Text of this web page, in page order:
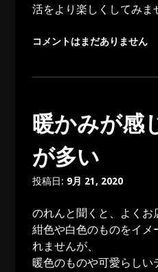
活をより楽しくしてみま
コメントはまだありません
暖かみが感
が多い
投稿日: 9月 21, 2020
のれんと聞くと、よくお
紺色や白色のものをイメ
れませんが、
暖色のものや可愛らしい